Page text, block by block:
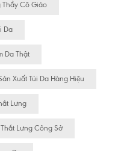
Thầy Cô Giáo
Da
Da Thật
Xuất Túi Da Hàng Hiệu
Lưng
Thắt Lưng Công Sở